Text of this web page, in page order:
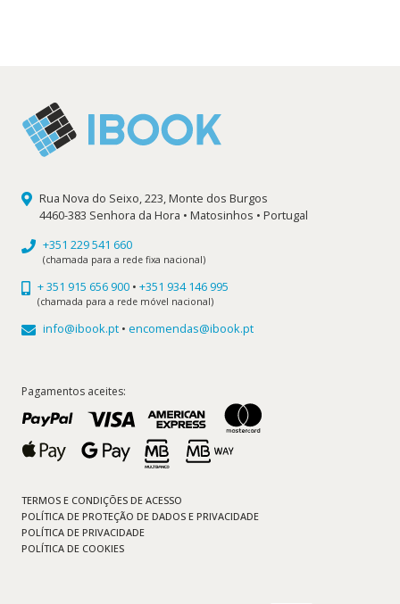
Rua Nova do Seixo, 223, Monte dos Burgos
4460-383 Senhora da Hora • Matosinhos • Portugal
+351 229 541 660
(chamada para a rede fixa nacional)
+ 351 915 656 900 • +351 934 146 995
(chamada para a rede móvel nacional)
info@ibook.pt • encomendas@ibook.pt
Pagamentos aceites:
TERMOS E CONDIÇÕES DE ACESSO
POLÍTICA DE PROTEÇÃO DE DADOS E PRIVACIDADE
POLÍTICA DE PRIVACIDADE
POLÍTICA DE COOKIES